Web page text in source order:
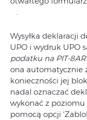
.
Wysyłka deklaracji
UPO i wydruk UPO
podatku na PIT-8AR’
ona automatycznie
konieczności jej
nadal oznaczać
wykonać z poziomu
pomocą opcji